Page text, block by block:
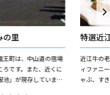
里
町は、中山道の宿場
ろです。また、近くに
池」が現存していま
特選近
近江牛の
ィファニ
ゃぶ、す